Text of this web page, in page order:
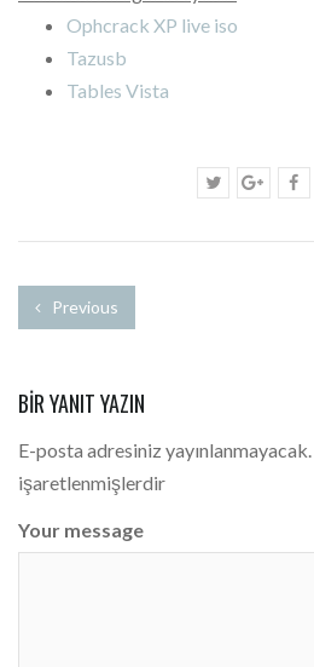
Ophcrack XP live iso
Tazusb
Tables Vista
Previous
BIR YANIT YAZIN
E-posta adresiniz yayınlanmayacak.
işaretlenmişlerdir
Your message